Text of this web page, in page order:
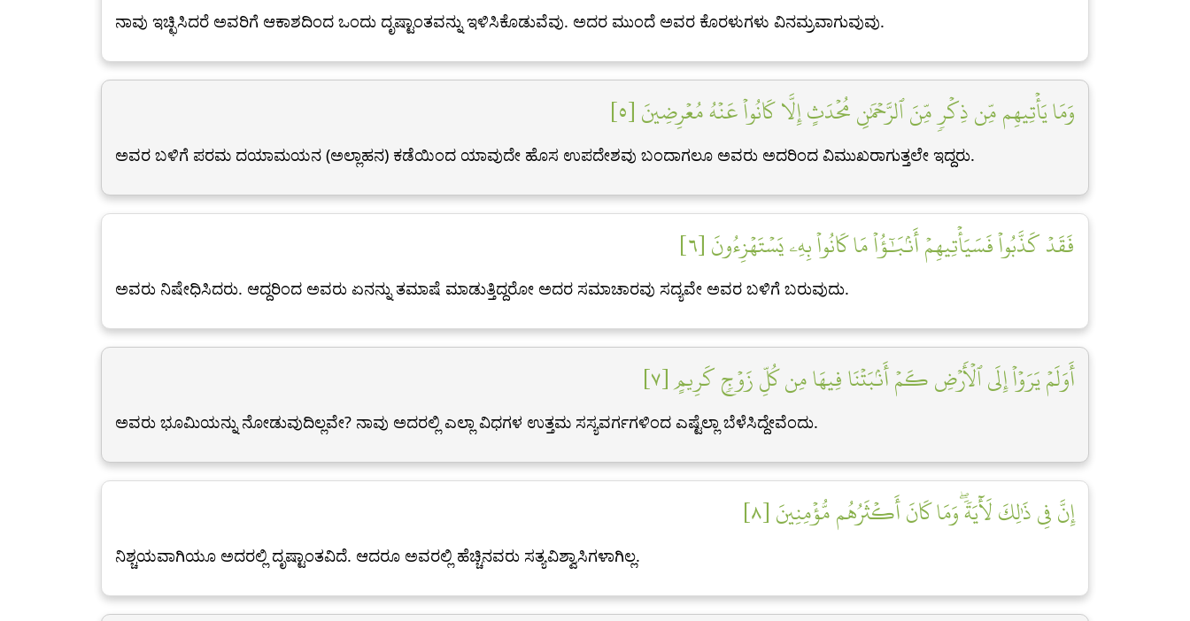
ನಾವು ಇಚ್ಛಿಸಿದರೆ ಅವರಿಗೆ ಆಕಾಶದಿಂದ ಒಂದು ದೃಷ್ಟಾಂತವನ್ನು ಇಳಿಸಿಕೊಡುವೆವು. ಅದರ ಮುಂದೆ ಅವರ ಕೊರಳುಗಳು ವಿನಮ್ರವಾಗುವುವು.
وَمَا يَأۡتِيهِم مِّن ذِكۡرٖ مِّنَ ٱلرَّحۡمَٰنِ مُحۡدَثٍ إِلَّا كَانُواْ عَنۡهُ مُعۡرِضِينَ [٥]
ಅವರ ಬಳಿಗೆ ಪರಮ ದಯಾಮಯನ (ಅಲ್ಲಾಹನ) ಕಡೆಯಿಂದ ಯಾವುದೇ ಹೊಸ ಉಪದೇಶವು ಬಂದಾಗಲೂ ಅವರು ಅದರಿಂದ ವಿಮುಖರಾಗುತ್ತಲೇ ಇದ್ದರು.
فَقَدۡ كَذَّبُواْ فَسَيَأۡتِيهِمۡ أَنۢبَٰٓؤُاْ مَا كَانُواْ بِهِۦ يَسۡتَهۡزِءُونَ [٦]
ಅವರು ನಿಷೇಧಿಸಿದರು. ಆದ್ದರಿಂದ ಅವರು ಏನನ್ನು ತಮಾಷೆ ಮಾಡುತ್ತಿದ್ದರೋ ಅದರ ಸಮಾಚಾರವು ಸದ್ಯವೇ ಅವರ ಬಳಿಗೆ ಬರುವುದು.
أَوَلَمۡ يَرَوۡاْ إِلَى ٱلۡأَرۡضِ كَمۡ أَنۢبَتۡنَا فِيهَا مِن كُلِّ زَوۡجٖ كَرِيمٍ [٧]
ಅವರು ಭೂಮಿಯನ್ನು ನೋಡುವುದಿಲ್ಲವೇ? ನಾವು ಅದರಲ್ಲಿ ಎಲ್ಲಾ ವಿಧಗಳ ಉತ್ತಮ ಸಸ್ಯವರ್ಗಗಳಿಂದ ಎಷ್ಟೆಲ್ಲಾ ಬೆಳೆಸಿದ್ದೇವೆಂದು.
إِنَّ فِي ذَٰلِكَ لَأٓيَةٗۖ وَمَا كَانَ أَكۡثَرُهُم مُّؤۡمِنِينَ [٨]
ನಿಶ್ಚಯವಾಗಿಯೂ ಅದರಲ್ಲಿ ದೃಷ್ಟಾಂತವಿದೆ. ಆದರೂ ಅವರಲ್ಲಿ ಹೆಚ್ಚಿನವರು ಸತ್ಯವಿಶ್ವಾಸಿಗಳಾಗಿಲ್ಲ.